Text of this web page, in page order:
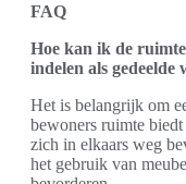
FAQ
Hoe kan ik de
indelen als gedeelde
Het is belangrijk om
bewoners ruimte
zich in elkaars weg
het gebruik van